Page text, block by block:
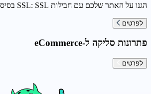
הגנו על האתר שלכם עם חבילות SSL: SSL בסיסי, SSL מתקדם, SSL לעסקים גדולים
לפרטים
פתרונות סליקה ל-eCommerce
לפרטים